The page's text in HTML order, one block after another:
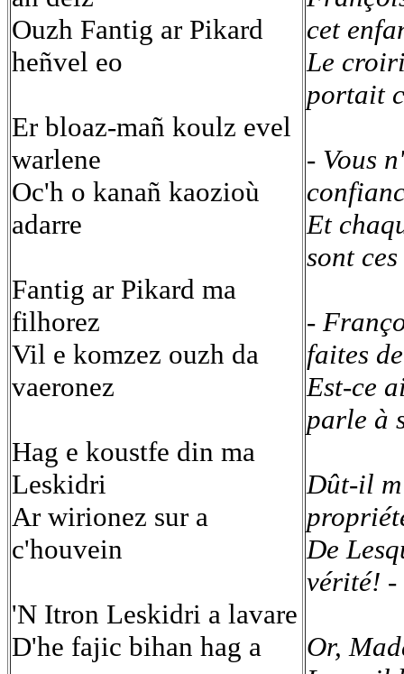
Ouzh Fantig ar Pikard
heñvel eo
Er bloaz-mañ koulz evel
warlene
Oc'h o kanañ kaozioù
adarre
Fantig ar Pikard ma
filhorez
Vil e komzez ouzh da
vaeronez
Hag e koustfe din ma
Leskidri
Ar wirionez sur a
c'houvein
'N Itron Leskidri a lavare
D'he fajic bihan hag a
cet
Le
portait
- Vous
Et
sont
-
faites
Est-ce
parle à
Dût-il
De
vérité! -
Or,